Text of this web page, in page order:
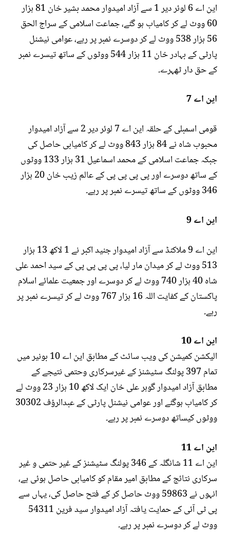
این اے 6 لوئر دیر 1 سے آزاد امیدوار محمد بشیر خان 81 ہزار
60 ووٹ لے کر کامیاب ہو گئے، جماعت اسلامی کے سراج الحق
56 ہزار 538 ووٹ لے کر دوسرے نمبر پر رہے، عوامی نیشنل
پارٹی کے بہادر خان 11 ہزار 544 ووٹوں کے ساتھ تیسرے نمبر
کے حق دار ٹھہرے۔
این اے 7
قومی اسمبلی کے حلقہ این اے 7 لوئر دیر 2 سے آزاد امیدوار
محبوب شاہ نے 84 ہزار 843 ووٹ لے کر کامیابی حاصل کی
جبکہ جماعت اسلامی کے محمد اسماعیل 31 ہزار 133 ووٹوں
کے ساتھ دوسرے اور پی پی پی پی کے عالم زیب خان 20 ہزار
346 ووٹوں کے ساتھ تیسرے نمبر پر رہے۔
این اے 9
این اے 9 ملاکنڈ سے آزاد امیدوار جنید اکبر نے 1 لاکھ 13 ہزار
513 ووٹ لے کر میدان مار لیا، پی پی پی پی کے سید احمد علی
شاہ 40 ہزار 740 ووٹ لے کر دوسرے اور جمعیت علمائے اسلام
پاکستان کے کفایت اللہ 16 ہزار 767 ووٹ لے کر تیسرے نمبر پر
رہے۔
این اے 10
الیکشن کمیشن کی ویب سائٹ کے مطابق این اے 10 بونیر میں
تمام 397 پولنگ سٹیشنز کے غیرسرکاری وحتمی نتیجے کے
مطابق آزاد امیدوار گوہر علی خان ایک لاکھ 10 ہزار 23 ووٹ لے
کر کامیاب ہوگئے اور عوامی نیشنل پارٹی کے عبدالرؤف 30302
ووٹوں کیساتھ دوسرے نمبر پر رہے۔
این اے 11
این اے 11 شانگلہ کے 346 پولنگ سٹیشنز کے غیر حتمی و غیر
سرکاری نتائج کے مطابق امیر مقام کو کامیابی حاصل ہوئی ہے،
انہوں نے 59863 ووٹ حاصل کر کے فتح حاصل کی، یہاں سے
پی ٹی آئی کے حمایت یافتہ آزاد امیدوار سید فرین 54311
ووٹ لے کر دوسرے نمبر پر رہے۔